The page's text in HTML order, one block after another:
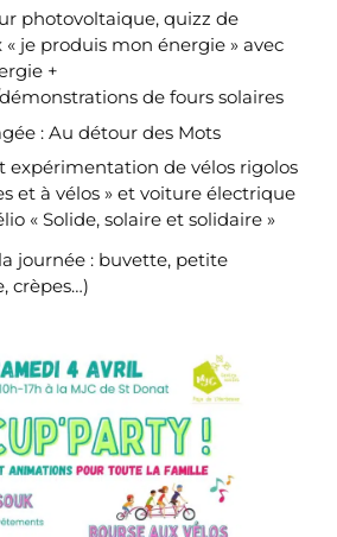
photovoltaique, quizz de
« je produis mon énergie » avec
+
de fours solaires
: Au détour des Mots
expérimentation de vélos rigolos
et à vélos » et voiture électrique
« Solide, solaire et solidaire »
journée : buvette, petite
crèpes…)